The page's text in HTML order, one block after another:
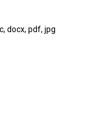
docx, pdf, jpg